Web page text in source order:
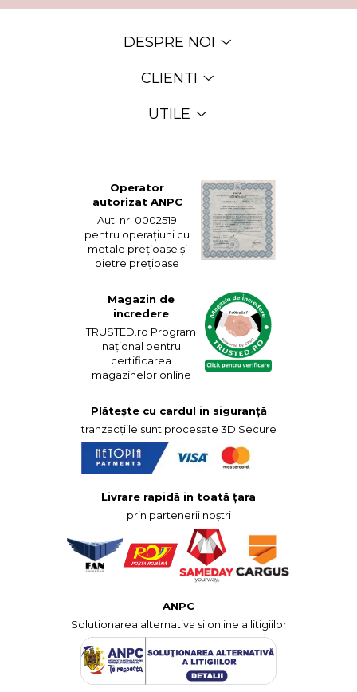
DESPRE NOI
CLIENTI
UTILE
Operator
autorizat ANPC
Aut. nr. 0002519
pentru operațiuni cu
metale prețioase și
pietre prețioase
Magazin de
incredere
TRUSTED.ro Program
național pentru
certificarea
magazinelor online
Plătește cu cardul in siguranță
tranzacțiile sunt procesate 3D Secure
Livrare rapidă in toată țara
prin partenerii noștri
ANPC
Solutionarea alternativa si online a litigiilor